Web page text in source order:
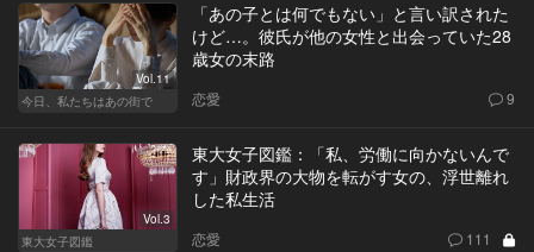
Vol.11
今日、私たちはあの街で
「あの子とは何でもない」と言い訳された
けど…。彼氏が他の女性と出会っていた28
歳女の末路
恋愛 9
Vol.3
東大女子図鑑
東大女子図鑑：「私、労働に向かないんで
す」財政界の大物を転がす女の、浮世離れ
した私生活
恋愛 111